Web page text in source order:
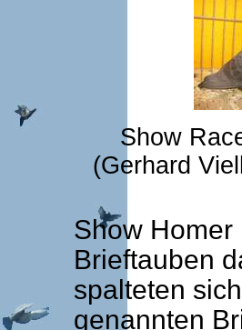
Show
(Gerhard
Show
Brieftauben
spalteten
genannten